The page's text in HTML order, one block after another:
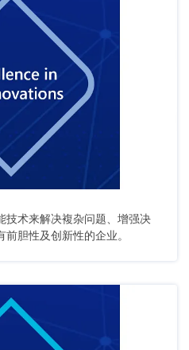
技术来解决複杂问题、增强决
胆性及创新性的企业。